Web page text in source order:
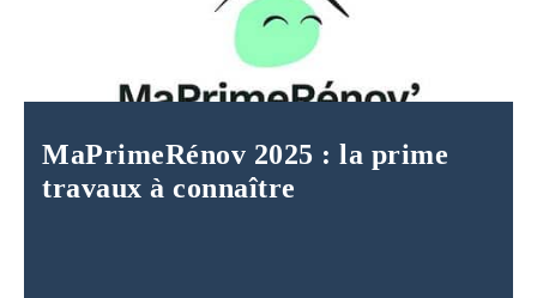
MaPrimeRénov 2025 : la prime
travaux à connaître